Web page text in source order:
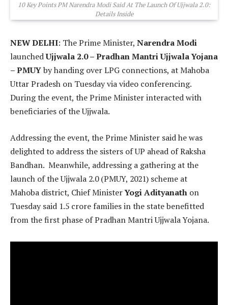
10 Key Points PM Narendra Modi Said At The Launch Of Ujjwala 2.0:
Details Inside
NEW DELHI: The Prime Minister, Narendra Modi
launchedUjjwala 2.0 – Pradhan Mantri Ujjwala Yojana
– PMUYby handing over LPG connections, at Mahoba
Uttar Pradesh on Tuesday via video conferencing.
During the event, the Prime Minister interacted with
beneficiaries of the Ujjwala.
Addressing the event, the Prime Minister said he was
delighted to address the sisters of UP ahead of Raksha
Bandhan. Meanwhile, addressing a gathering at the
launch of the Ujjwala 2.0 (PMUY, 2021) scheme at
Mahoba district, Chief MinisterYogi Adityanath on
Tuesday said 1.5 crore families in the state benefitted
from the first phase of Pradhan Mantri Ujjwala Yojana.